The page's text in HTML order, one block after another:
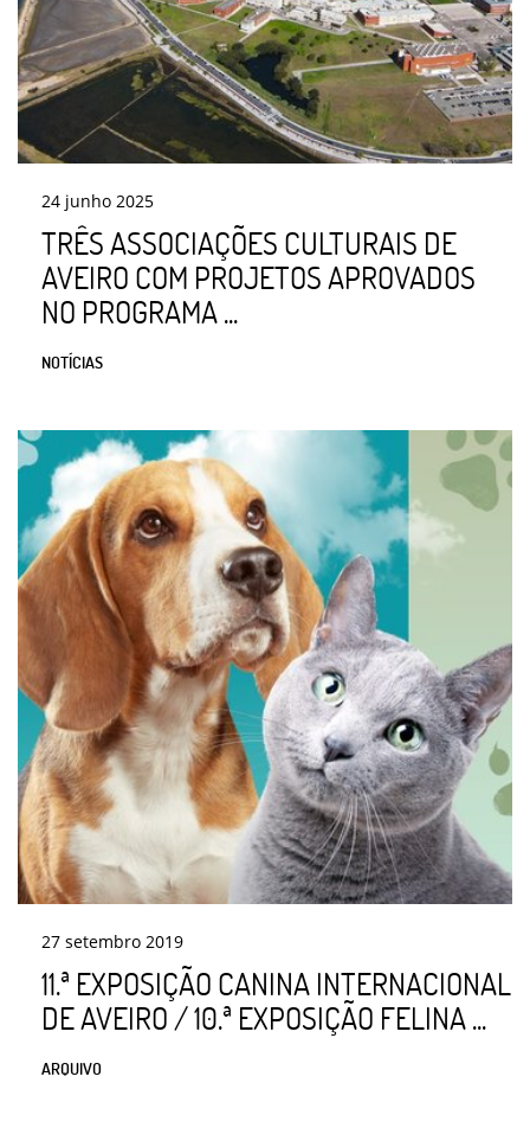
24 junho 2025
TRÊS ASSOCIAÇÕES CULTURAIS DE
AVEIRO COM PROJETOS APROVADOS
NO PROGRAMA ...
NOTÍCIAS
27 setembro 2019
11.ª EXPOSIÇÃO CANINA INTERNACIONAL
DE AVEIRO / 10.ª EXPOSIÇÃO FELINA ...
ARQUIVO